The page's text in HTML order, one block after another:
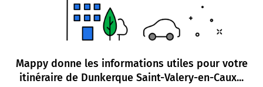
Mappy donne les informations utiles pour votre
itinéraire de Dunkerque Saint-Valery-en-Caux...